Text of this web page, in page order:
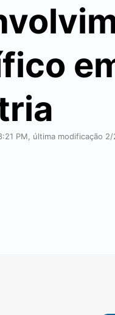
PM, última modificação